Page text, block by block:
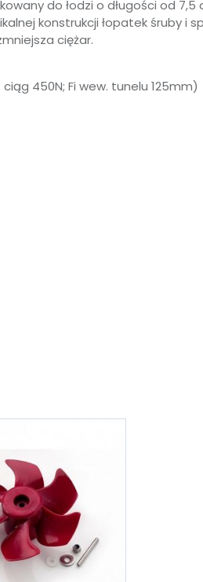
do łodzi o długości od 7,5
konstrukcji łopatek śruby i
ciężar.
450N; Fi wew. tunelu 125mm)